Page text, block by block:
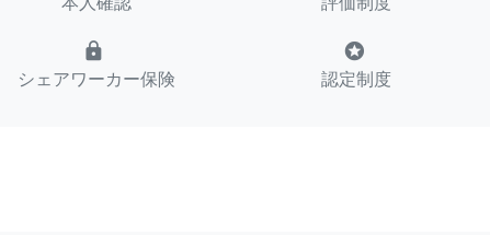
lock
シェアワーカー保険
stars
認定制度